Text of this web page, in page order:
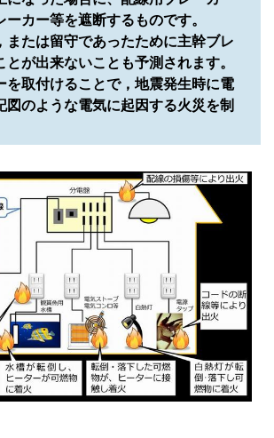
ーカー等を遮断するものです。
または留守であったために主幹ブレ
とが出来ないことも予測されます。
を取付けることで，地震発生時に電
図のような電気に起因する火災を制